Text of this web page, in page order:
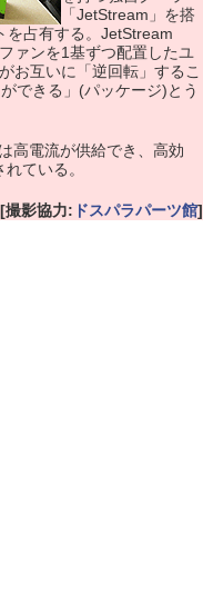
「JetStream」を搭
を占有する。JetStream
ァンを1基ずつ配置したユ
お互いに「逆回転」するこ
できる」(パッケージ)とう
高電流が供給でき、高効
ている。
[撮影協力: ドスパラパーツ館]